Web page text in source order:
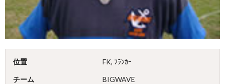
位置 FK, ﾌﾗﾝｶｰ
チーム BIGWAVE